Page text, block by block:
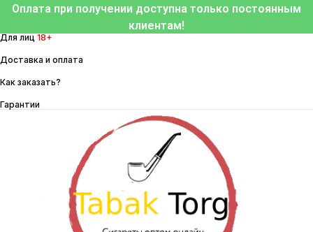
Перейти
содержимому
Оплата при получении доступна только постоянным
клиентам!
Для лиц 18+
Доставка и оплата
Как заказать?
Гарантии